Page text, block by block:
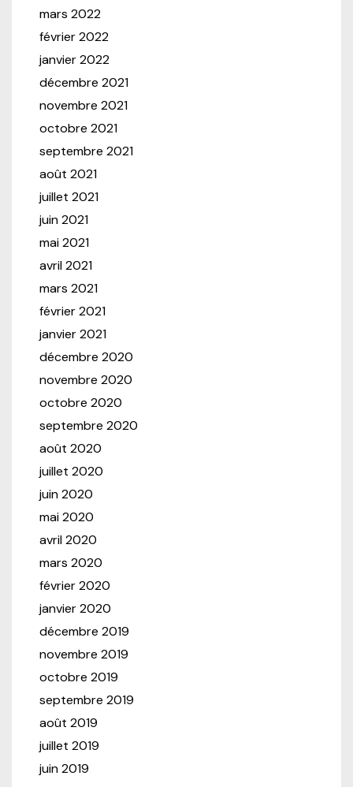
mars 2022
février 2022
janvier 2022
décembre 2021
novembre 2021
octobre 2021
septembre 2021
août 2021
juillet 2021
juin 2021
mai 2021
avril 2021
mars 2021
février 2021
janvier 2021
décembre 2020
novembre 2020
octobre 2020
septembre 2020
août 2020
juillet 2020
juin 2020
mai 2020
avril 2020
mars 2020
février 2020
janvier 2020
décembre 2019
novembre 2019
octobre 2019
septembre 2019
août 2019
juillet 2019
juin 2019